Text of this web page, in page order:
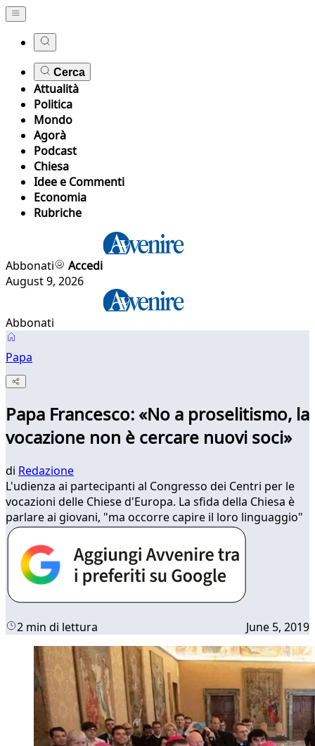
Cerca
Attualità
Politica
Mondo
Agorà
Podcast
Chiesa
Idee e Commenti
Economia
Rubriche
Abbonati
Accedi
August 9, 2026
Abbonati
Papa
Papa Francesco: «No a proselitismo, la
vocazione non è cercare nuovi soci»
di Redazione
L'udienza ai partecipanti al Congresso dei Centri per le
vocazioni delle Chiese d'Europa. La sfida della Chiesa è
parlare ai giovani, "ma occorre capire il loro linguaggio"
2 min di lettura June 5, 2019